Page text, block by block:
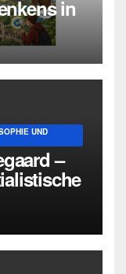
in
UND
–